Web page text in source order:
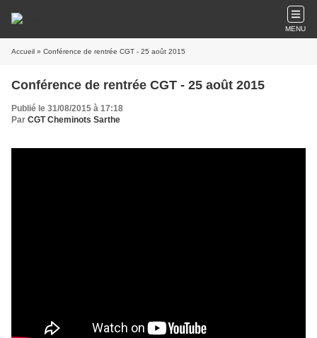
MENU
Accueil » Conférence de rentrée CGT - 25 août 2015
Conférence de rentrée CGT - 25 août 2015
Publié le 31/08/2015 à 17:18
Par CGT Cheminots Sarthe